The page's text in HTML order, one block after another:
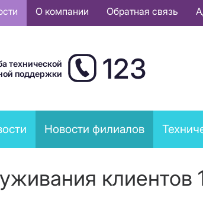
О компании Обратная связь
технической
поддержки
123
Новости филиалов
клиентов